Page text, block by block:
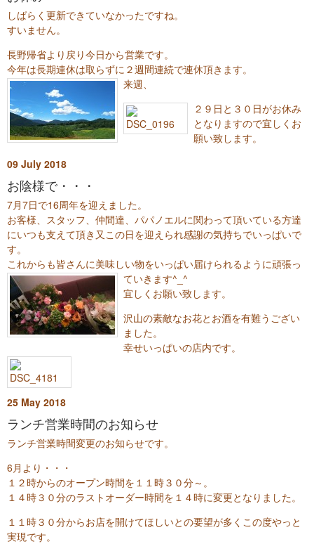
しばらく更新できていなかったですね。
すいません。
長野帰省より戻り今日から営業です。
今年は長期連休は取らずに２週間連続で連休頂きます。
来週、
２９日と３０日がお休み
となりますので宜しくお
願い致します。
09 July 2018
お陰様で・・・
7月7日で16周年を迎えました。
お客様、スタッフ、仲間達、パパノエルに関わって頂いている方達
にいつも支えて頂き又この日を迎えられ感謝の気持ちでいっぱいで
す。
これからも皆さんに美味しい物をいっぱい届けられるように頑張っ
ていきます^_^
宜しくお願い致します。
沢山の素敵なお花とお酒を有難うござい
ました。
幸せいっぱいの店内です。
25 May 2018
ランチ営業時間のお知らせ
ランチ営業時間変更のお知らせです。
6月より・・・
１２時からのオープン時間を１１時３０分～。
１４時３０分のラストオーダー時間を１４時に変更となりました。
１１時３０分からお店を開けてほしいとの要望が多くこの度やっと
実現です。